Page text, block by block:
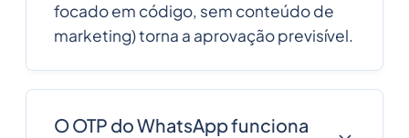
focado em código, sem conteúdo de
marketing) torna a aprovação previsível.
O OTP do WhatsApp funciona